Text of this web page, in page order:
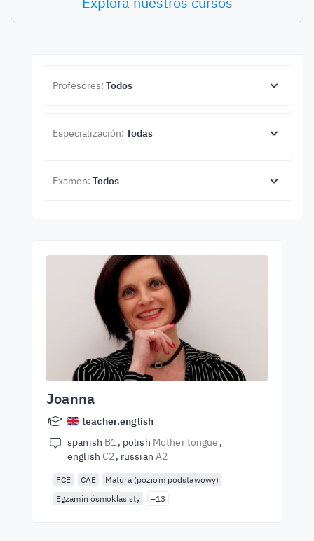
Profesores: Todos
Especialización: Todas
Examen: Todos
Joanna
teacher.english
spanish B1 polish Mother tongue
english C2 russian A2
FCE CAE
Matura (poziom podstawowy)
Egzamin ósmoklasisty
+13